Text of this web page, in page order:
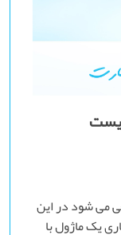
می شود در این
یک ماژول با